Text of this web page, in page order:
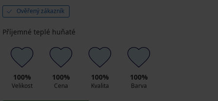
Ověřený zákazník
Příjemné teplé huňaté
100%
Velikost
100%
Cena
100%
Kvalita
100%
Barva